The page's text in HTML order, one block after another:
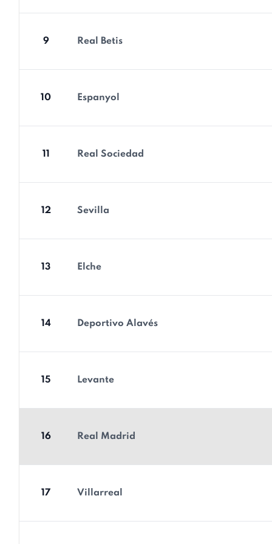
9 Real Betis
10 Espanyol
11 Real Sociedad
12 Sevilla
13 Elche
14 Deportivo Alavés
15 Levante
16 Real Madrid
17 Villarreal